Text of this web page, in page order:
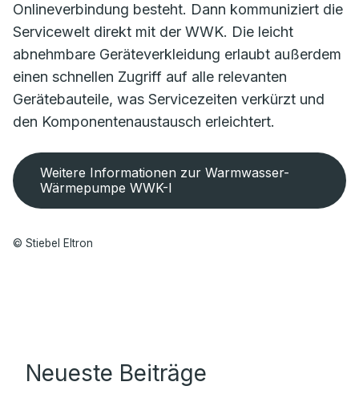
Onlineverbindung besteht. Dann kommuniziert die
Servicewelt direkt mit der WWK. Die leicht
abnehmbare Geräteverkleidung erlaubt außerdem
einen schnellen Zugriff auf alle relevanten
Gerätebauteile, was Servicezeiten verkürzt und
den Komponentenaustausch erleichtert.
Weitere Informationen zur Warmwasser-
Wärmepumpe WWK-I
© Stiebel Eltron
Neueste Beiträge